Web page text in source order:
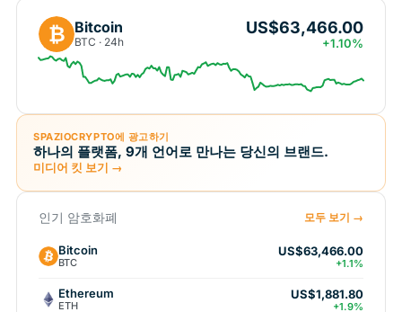
₿ Bitcoin
BTC · 24h
US$63,466.00
+1.10%
SPAZIOCRYPTO에 광고하기
하나의 플랫폼, 9개 언어로 만나는 당신의 브랜드.
미디어 킷 보기 →
인기 암호화폐 모두 보기 →
Bitcoin
BTC
US$63,466.00
+1.1%
Ethereum
ETH
US$1,881.80
+1.9%